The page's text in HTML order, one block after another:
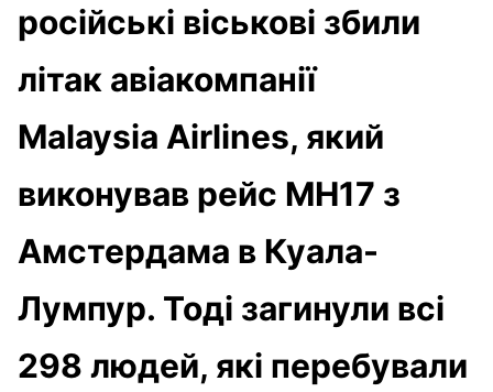
російські віськові збили
літак авіакомпанії
Malaysia Airlines, який
виконував рейс MH17 з
Амстердама в Куала-
Лумпур. Тоді загинули всі
298 людей, які перебували